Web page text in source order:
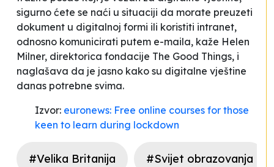
sigurno ćete se naći u situaciji da morate preuzeti
dokument u digitalnoj formi ili koristiti intranet,
odnosno komunicirati putem e-maila, kaže Helen
Milner, direktorica fondacije The Good Things, i
naglašava da je jasno kako su digitalne vještine
danas potrebne svima.
Izvor: euronews: Free online courses for those
keen to learn during lockdown
#Velika Britanija #Svijet obrazovanja